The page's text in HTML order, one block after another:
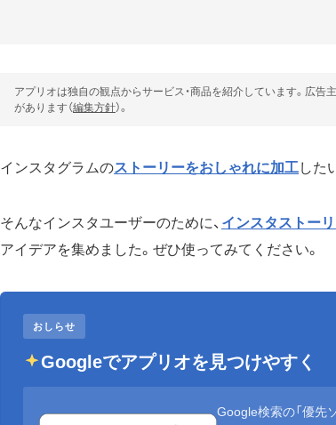
アプリオは独自の観点からサービス・商品を紹介しています。広告
があります（編集方針）。
インスタグラムのストーリーをおしゃれに加工した
そんなインスタユーザーのために、 インスタストー
アイデアを集めました。ぜひ使ってみてください。
おしらせ
Googleでアプリオを見つけやすく
Google検索の「優先